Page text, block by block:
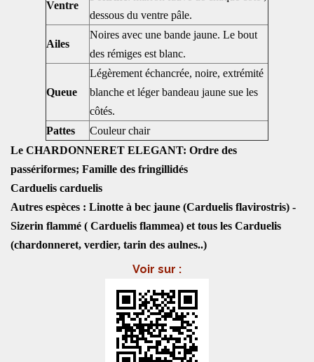
Ventre
dessous du ventre pâle.
Ailes
Noires avec une bande jaune. Le bout
des rémiges est blanc.
Queue
Légèrement échancrée, noire, extrémité
blanche et léger bandeau jaune sue les
côtés.
Pattes
Couleur chair
Le CHARDONNERET ELEGANT: Ordre des
passériformes; Famille des fringillidés
Carduelis carduelis
Autres espèces : Linotte à bec jaune (Carduelis flavirostris) -
Sizerin flammé ( Carduelis flammea) et tous les Carduelis
(chardonneret, verdier, tarin des aulnes..)
Voir sur :